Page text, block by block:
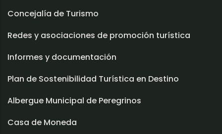
Concejalía de Turismo
Redes y asociaciones de promoción turística
Informes y documentación
Plan de Sostenibilidad Turística en Destino
Albergue Municipal de Peregrinos
Casa de Moneda